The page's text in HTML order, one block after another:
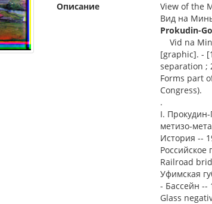
Описание
View of the
Вид на
Prokudin-
Vid na
[graphic]. -
separation ;
Forms part
Congress).
.
I.
метизо-
История --
Российское
Railroad
Уфимская
- Бассейн --
Glass